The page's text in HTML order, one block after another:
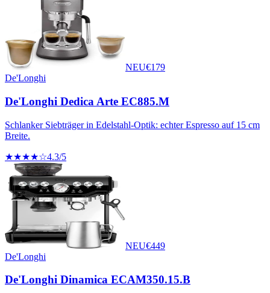
NEU€179
De'Longhi
De'Longhi Dedica Arte EC885.M
Schlanker Siebträger in Edelstahl-Optik: echter Espresso auf 15 cm
Breite.
★★★★☆4.3/5
NEU€449
De'Longhi
De'Longhi Dinamica ECAM350.15.B